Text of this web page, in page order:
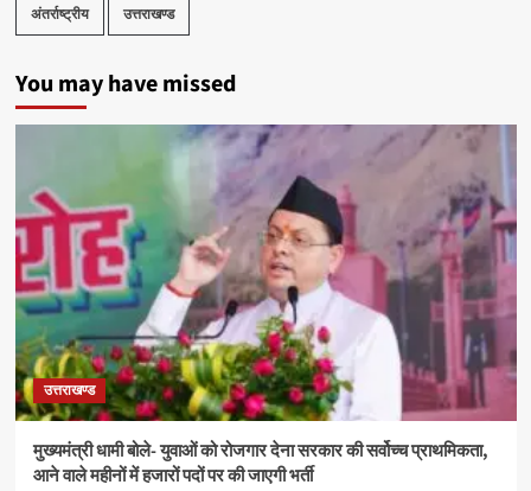
अंतर्राष्ट्रीय उत्तराखण्ड
You may have missed
उत्तराखण्ड
मुख्यमंत्री धामी बोले- युवाओं को रोजगार देना सरकार की सर्वोच्च प्राथमिकता,
आने वाले महीनों में हजारों पदों पर की जाएगी भर्ती